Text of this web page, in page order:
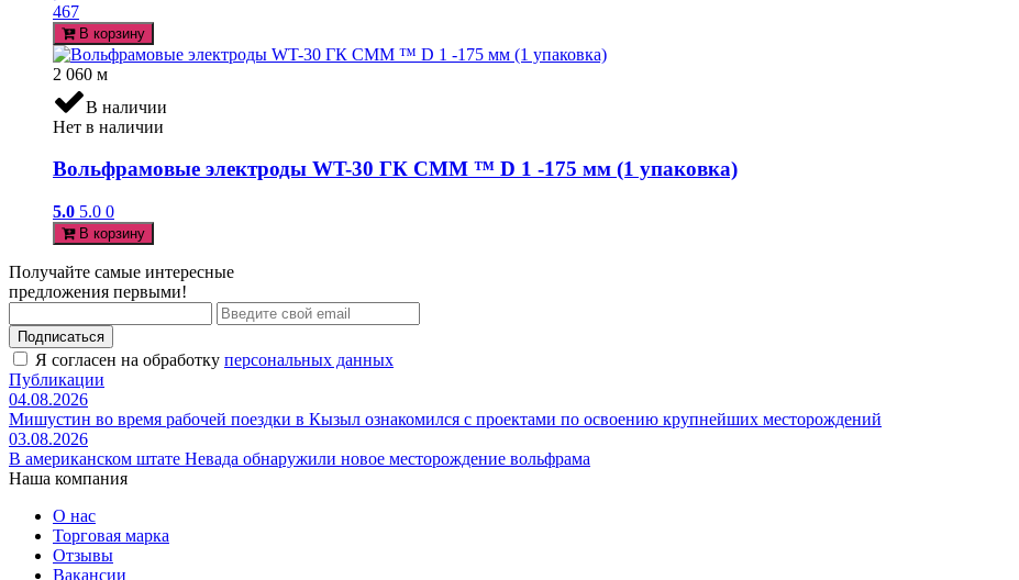
467
В корзину
2 060 м
В наличии
Нет в наличии
Вольфрамовые электроды WT-30 ГК СММ ™ D 1 -175 мм (1 упаковка)
5.0 5.0 0
В корзину
Получайте самые интересные
предложения первыми!
Подписаться
Я согласен на обработку персональных данных
Публикации
04.08.2026
Мишустин во время рабочей поездки в Кызыл ознакомился с проектами по освоению крупнейших месторождений
03.08.2026
В американском штате Невада обнаружили новое месторождение вольфрама
Наша компания
О нас
Торговая марка
Отзывы
Вакансии